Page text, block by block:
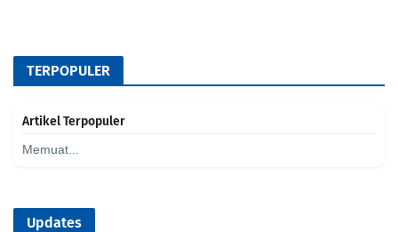
TERPOPULER
Artikel Terpopuler
Memuat...
Updates